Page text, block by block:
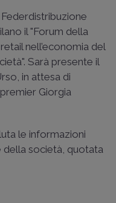
il "Forum della
nell’economia del
Sarà presente il
in attesa di
Giorgia
le informazioni
della società, quotata